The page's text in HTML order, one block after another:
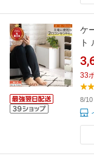
ケ
ト
ド
リ
ッ
33
8/